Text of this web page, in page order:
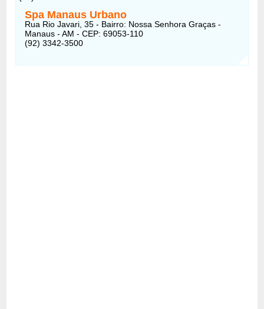
Spa Manaus Urbano
Rua Rio Javari, 35 - Bairro: Nossa Senhora Graças -
Manaus - AM - CEP: 69053-110
(92) 3342-3500